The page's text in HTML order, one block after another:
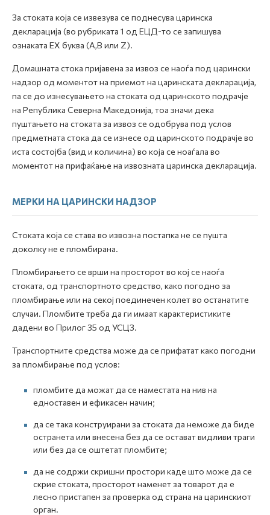
За стоката која се извезува се поднесува царинска
декларација (во рубриката 1 од ЕЦД-то се запишува
ознаката ЕХ буква (А,B или Z).
Домашната стока пријавена за извоз се наоѓа под царински
надзор од моментот на приемот на царинската декларација,
па се до изнесувањето на стоката од царинското подрачје
на Република Северна Македонија, тоа значи дека
пуштањето на стоката за извоз се одобрува под услов
предметната стока да се изнесе од царинското подрачје во
иста состојба (вид и количина) во која се ноаѓала во
моментот на прифаќање на извозната царинска декларација.
МЕРКИ НА ЦАРИНСКИ НАДЗОР
Стоката која се става во извозна постапка не се пушта
доколку не е пломбирана.
Пломбирањето се врши на просторот во кој се наоѓа
стоката, од транспортното средство, како погодно за
пломбирање или на секој поединечен колет во останатите
случаи. Пломбите треба да ги имаат карактеристиките
дадени во Прилог 35 од УСЦЗ.
Транспортните средства може да се прифатат како погодни
за пломбирање под услов:
пломбите да можат да се наместата на нив на
едноставен и ефикасен начин;
да се така конструирани за стоката да неможе да биде
остранета или внесена без да се остават видливи траги
или без да се оштетат пломбите;
да не содржи скришни простори каде што може да се
скрие стоката, просторот наменет за товарот да е
лесно пристапен за проверка од страна на царинскиот
орган.